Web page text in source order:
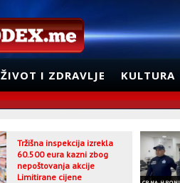
ŽIVOT I ZDRAVLJE KULTURA
Tržišna inspekcija izrekla
60.500 eura kazni zbog
nepoštovanja akcije
Limitirane cijene